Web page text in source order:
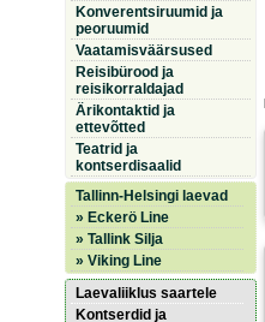
Konverentsiruumid ja
peoruumid
Vaatamisväärsused
Reisibürood ja
reisikorraldajad
Ärikontaktid ja
ettevõtted
Teatrid ja
kontserdisaalid
Tallinn-Helsingi laevad
» Eckerö Line
» Tallink Silja
» Viking Line
Laevaliiklus saartele
Kontserdid ja